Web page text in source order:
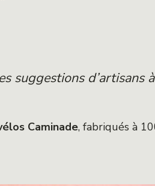
suggestions d’artisans
Caminade, fabriqués à